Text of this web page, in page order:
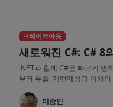
브레이크아웃
새로워진 C#: C# 8
.NET과 함께 C#은 빠르게 변
부터 튜플, 패턴매칭과 이외
이종인